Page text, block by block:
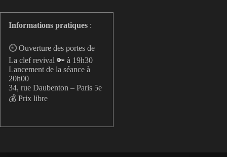
Informations pratiques :
🕘 Ouverture des portes de
La clef revival 🔑 à 19h30
Lancement de la séance à
20h00
34, rue Daubenton – Paris 5e
💰 Prix libre